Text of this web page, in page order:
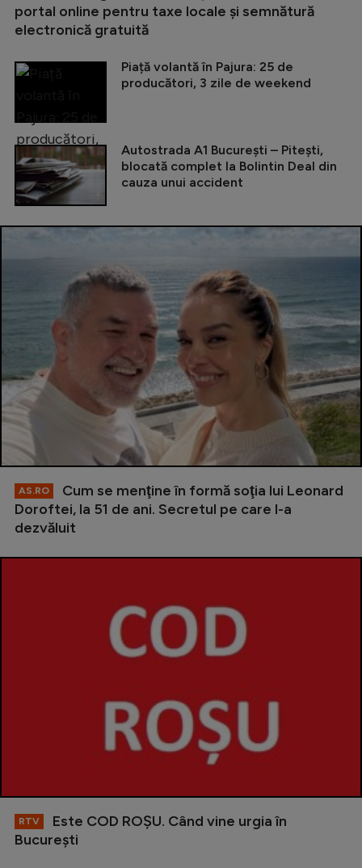
portal online pentru taxe locale și semnătură
electronică gratuită
Piață volantă în Pajura: 25 de
producători, 3 zile de weekend
Autostrada A1 București – Pitești,
blocată complet la Bolintin Deal din
cauza unui accident
AS.RO
Cum se menţine în formă soţia lui Leonard
Doroftei, la 51 de ani. Secretul pe care l-a
dezvăluit
RTV
Este COD ROŞU. Când vine urgia în
Bucureşti